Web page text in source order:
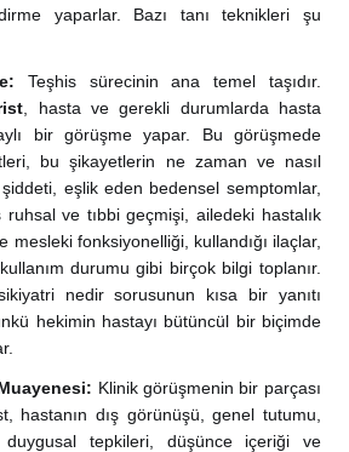
yaparlar. Bazı tanı teknikleri şu
Teşhis sürecinin ana temel taşıdır.
, hasta ve gerekli durumlarda hasta
bir görüşme yapar. Bu görüşmede
bu şikayetlerin ne zaman ve nasıl
şiddeti, eşlik eden bedensel semptomlar,
ruhsal ve tıbbi geçmişi, ailedeki hastalık
mesleki fonksiyonelliği, kullandığı ilaçlar,
durumu gibi birçok bilgi toplanır.
nedir sorusunun kısa bir yanıtı
hekimin hastayı bütüncül bir biçimde
Klinik görüşmenin bir parçası
hastanın dış görünüşü, genel tutumu,
duygusal tepkileri, düşünce içeriği ve